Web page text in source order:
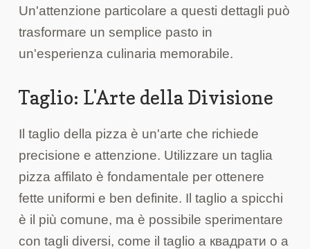
Un'attenzione particolare a questi dettagli può
trasformare un semplice pasto in
un'esperienza culinaria memorabile.
Taglio: L'Arte della Divisione
Il taglio della pizza è un'arte che richiede
precisione e attenzione. Utilizzare un taglia
pizza affilato è fondamentale per ottenere
fette uniformi e ben definite. Il taglio a spicchi
è il più comune, ma è possibile sperimentare
con tagli diversi, come il taglio a квадрати o a